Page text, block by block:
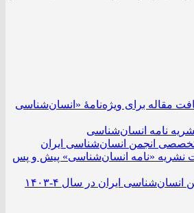
مقاله برای ویژه‌نامۀ «انسان‌شناسی
انجمن انسان‌شناسی ایران
نشریه «نامه انسان‌شناسی» پیش و پس
ایران در سال ۴-۱۴۰۳